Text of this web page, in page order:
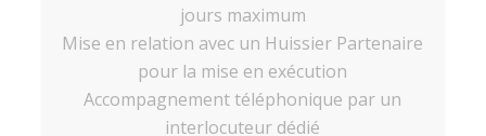
jours maximum
Mise en relation avec un Huissier Partenaire
pour la mise en exécution
Accompagnement téléphonique par un
interlocuteur dédié